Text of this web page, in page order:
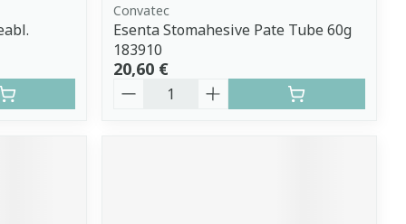
Convatec
Esenta Stomahesive Pate Tube 60g
183910
20,60 €
Quantité